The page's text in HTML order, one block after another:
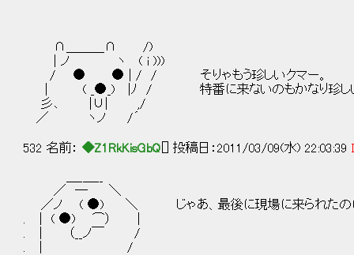
∩＿＿＿∩ /)
| ノ ヽ ( i )))
/ ● ● | / / そりゃもう珍しいクマー。
| ( _●_) |ﾉ / 特番に来ないのもかなり珍しい
彡､ |∪| ,/
／ ヽノ /´
532 名前： ◆Z1RkKisGbQ [] 投稿日：2011/03/09(水) 22:03:39
／ ― ＼
／ノ ( ●) ＼ じゃあ、最後に現場に来られたのは
. ｜ ( ●) ⌒） |
. ｜ （__ノ￣ /
. ｜ /